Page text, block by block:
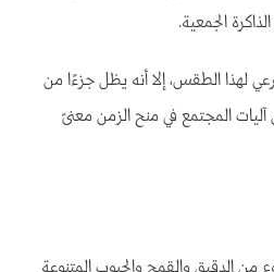
الجمعية.
لهذا الطقس، إلا أنه يظل جزءًا من
آليات المجتمع في منح الزمن معنىً